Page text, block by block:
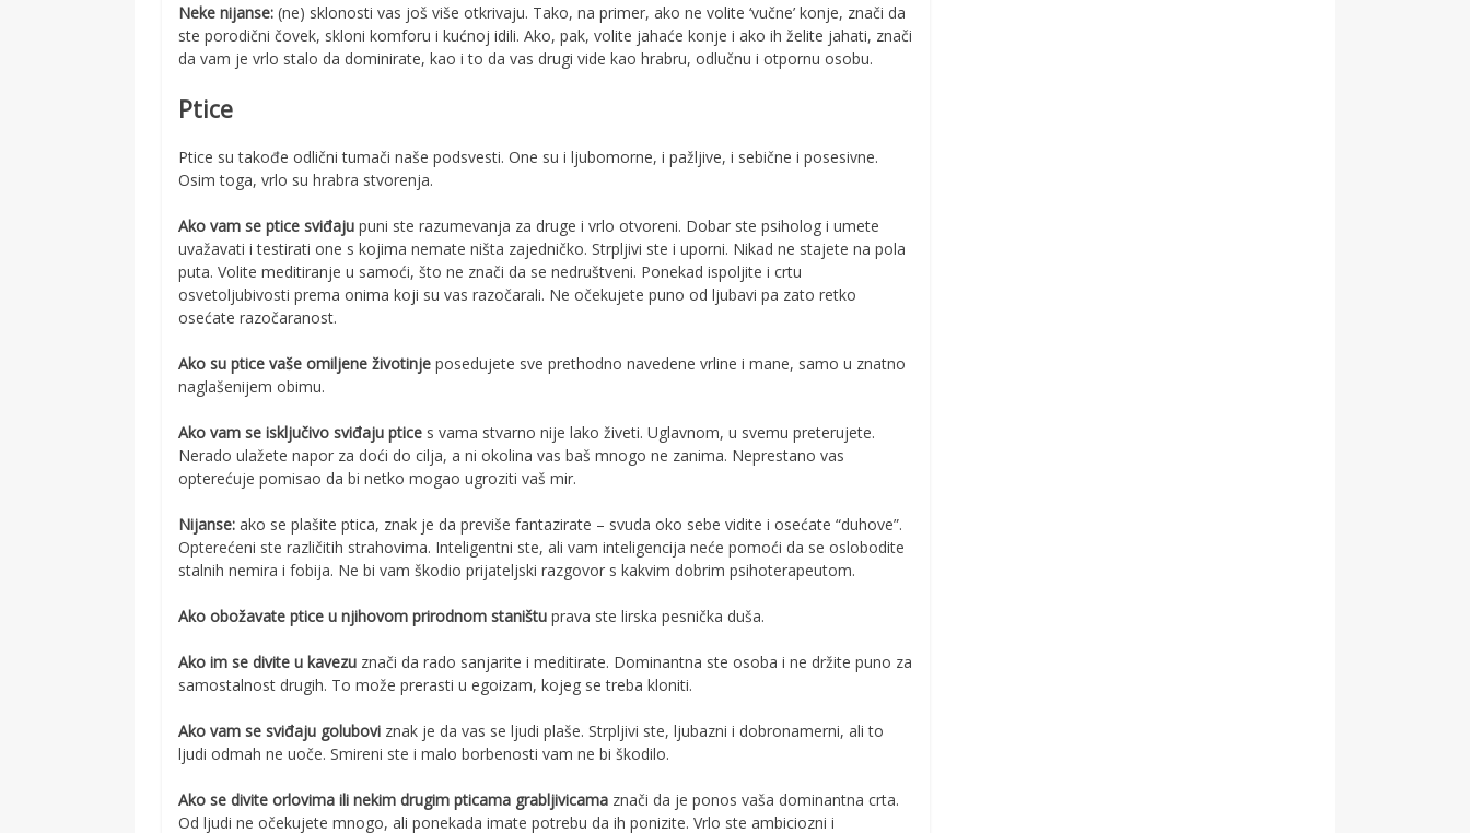
Neke nijanse: (ne) sklonosti vas još više otkrivaju. Tako, na primer, ako ne volite ‘vučne’ konje, znači da
ste porodični čovek, skloni komforu i kućnoj idili. Ako, pak, volite jahaće konje i ako ih želite jahati, znači
da vam je vrlo stalo da dominirate, kao i to da vas drugi vide kao hrabru, odlučnu i otpornu osobu.
Ptice
Ptice su takođe odlični tumači naše podsvesti. One su i ljubomorne, i pažljive, i sebične i posesivne.
Osim toga, vrlo su hrabra stvorenja.
Ako vam se ptice sviđaju puni ste razumevanja za druge i vrlo otvoreni. Dobar ste psiholog i umete
uvažavati i testirati one s kojima nemate ništa zajedničko. Strpljivi ste i uporni. Nikad ne stajete na pola
puta. Volite meditiranje u samoći, što ne znači da se nedruštveni. Ponekad ispoljite i crtu
osvetoljubivosti prema onima koji su vas razočarali. Ne očekujete puno od ljubavi pa zato retko
osećate razočaranost.
Ako su ptice vaše omiljene životinje posedujete sve prethodno navedene vrline i mane, samo u znatno
naglašenijem obimu.
Ako vam se isključivo sviđaju ptice s vama stvarno nije lako živeti. Uglavnom, u svemu preterujete.
Nerado ulažete napor za doći do cilja, a ni okolina vas baš mnogo ne zanima. Neprestano vas
opterećuje pomisao da bi netko mogao ugroziti vaš mir.
Nijanse: ako se plašite ptica, znak je da previše fantazirate – svuda oko sebe vidite i osećate “duhove”.
Opterećeni ste različitih strahovima. Inteligentni ste, ali vam inteligencija neće pomoći da se oslobodite
stalnih nemira i fobija. Ne bi vam škodio prijateljski razgovor s kakvim dobrim psihoterapeutom.
Ako obožavate ptice u njihovom prirodnom staništu prava ste lirska pesnička duša.
Ako im se divite u kavezu znači da rado sanjarite i meditirate. Dominantna ste osoba i ne držite puno za
samostalnost drugih. To može prerasti u egoizam, kojeg se treba kloniti.
Ako vam se sviđaju golubovi znak je da vas se ljudi plaše. Strpljivi ste, ljubazni i dobronamerni, ali to
ljudi odmah ne uoče. Smireni ste i malo borbenosti vam ne bi škodilo.
Ako se divite orlovima ili nekim drugim pticama grabljivicama znači da je ponos vaša dominantna crta.
Od ljudi ne očekujete mnogo, ali ponekada imate potrebu da ih ponizite. Vrlo ste ambiciozni i